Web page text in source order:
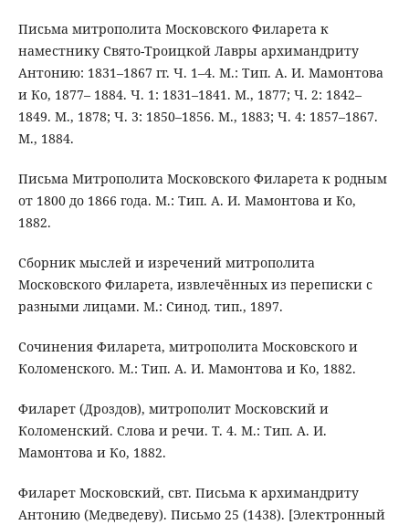
Письма митрополита Московского Филарета к
наместнику Свято-Троицкой Лавры архимандриту
Антонию: 1831–1867 гг. Ч. 1–4. М.: Тип. А. И. Мамонтова
и Ко, 1877– 1884. Ч. 1: 1831–1841. М., 1877; Ч. 2: 1842–
1849. М., 1878; Ч. 3: 1850–1856. М., 1883; Ч. 4: 1857–1867.
М., 1884.
Письма Митрополита Московского Филарета к родным
от 1800 до 1866 года. М.: Тип. А. И. Мамонтова и Ко,
1882.
Сборник мыслей и изречений митрополита
Московского Филарета, извлечённых из переписки с
разными лицами. М.: Синод. тип., 1897.
Сочинения Филарета, митрополита Московского и
Коломенского. М.: Тип. А. И. Мамонтова и Ко, 1882.
Филарет (Дроздов), митрополит Московский и
Коломенский. Слова и речи. Т. 4. М.: Тип. А. И.
Мамонтова и Ко, 1882.
Филарет Московский, свт. Письма к архимандриту
Антонию (Медведеву). Письмо 25 (1438). [Электронный